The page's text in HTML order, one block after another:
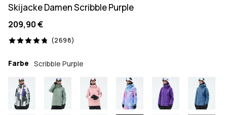
Skijacke Damen Scribble Purple
209,90 €
(2698)
2698 Reviews, 4.8/5
Farbe Scribble Purple